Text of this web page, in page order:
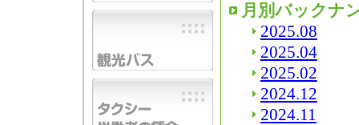
月別バックナ
2025.08
2025.04
2025.02
2024.12
2024.11